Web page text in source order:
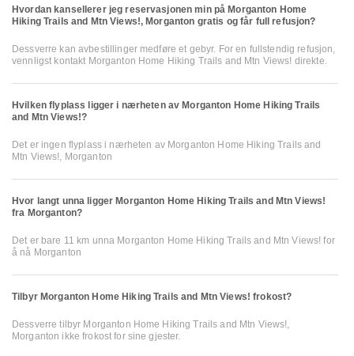
Hvordan kansellerer jeg reservasjonen min på Morganton Home
Hiking Trails and Mtn Views!, Morganton gratis og får full refusjon?
Dessverre kan avbestillinger medføre et gebyr. For en fullstendig refusjon,
vennligst kontakt Morganton Home Hiking Trails and Mtn Views! direkte.
Hvilken flyplass ligger i nærheten av Morganton Home Hiking Trails
and Mtn Views!?
Det er ingen flyplass i nærheten av Morganton Home Hiking Trails and
Mtn Views!, Morganton
Hvor langt unna ligger Morganton Home Hiking Trails and Mtn Views!
fra Morganton?
Det er bare 11 km unna Morganton Home Hiking Trails and Mtn Views! for
å nå Morganton
Tilbyr Morganton Home Hiking Trails and Mtn Views! frokost?
Dessverre tilbyr Morganton Home Hiking Trails and Mtn Views!,
Morganton ikke frokost for sine gjester.